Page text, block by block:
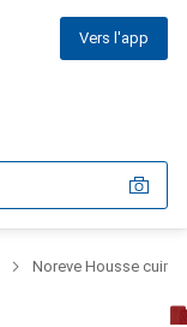
Vers l'app
Noreve Housse cuir